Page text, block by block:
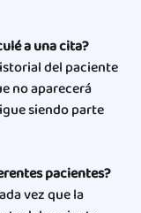
a una cita?
del paciente
no aparecerá
siendo parte
pacientes?
vez que la